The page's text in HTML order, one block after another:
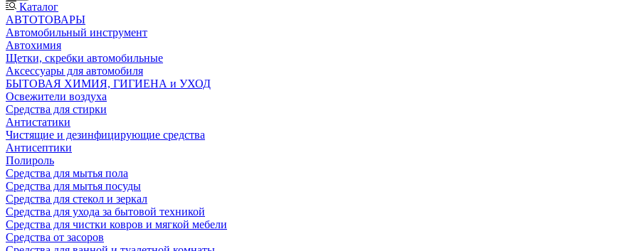
Каталог
АВТОТОВАРЫ
Автомобильный инструмент
Автохимия
Щетки, скребки автомобильные
Аксессуары для автомобиля
БЫТОВАЯ ХИМИЯ, ГИГИЕНА и УХОД
Освежители воздуха
Средства для стирки
Антистатики
Чистящие и дезинфицирующие средства
Антисептики
Полироль
Средства для мытья пола
Средства для мытья посуды
Средства для стекол и зеркал
Средства для ухода за бытовой техникой
Средства для чистки ковров и мягкой мебели
Средства от засоров